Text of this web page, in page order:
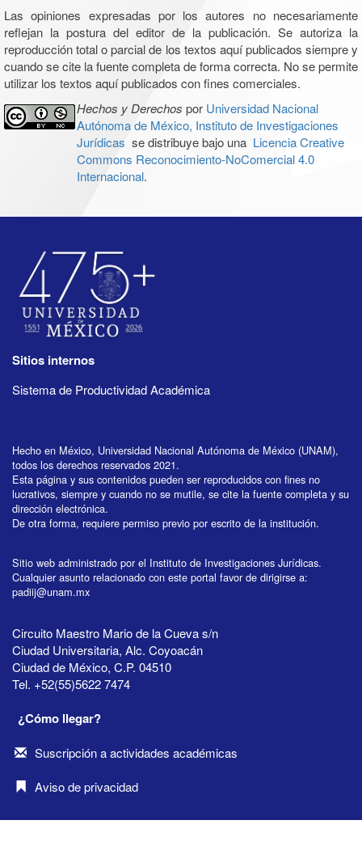
Las opiniones expresadas por los autores no necesariamente
reflejan la postura del editor de la publicación. Se autoriza la
reproducción total o parcial de los textos aquí publicados siempre y
cuando se cite la fuente completa de forma correcta. No se permite
utilizar los textos aquí publicados con fines comerciales.
Hechos y Derechos por Universidad Nacional
Autónoma de México, Instituto de Investigaciones
Jurídicas se distribuye bajo una Licencia Creative
Commons Reconocimiento-NoComercial 4.0
Internacional.
Sitios internos
Sistema de Productividad Académica
Hecho en México, Universidad Nacional Autónoma de México (UNAM),
todos los derechos reservados 2021.
Esta página y sus contenidos pueden ser reproducidos con fines no
lucrativos, siempre y cuando no se mutile, se cite la fuente completa y su
dirección electrónica.
De otra forma, requiere permiso previo por escrito de la institución.
Sitio web administrado por el Instituto de Investigaciones Jurídicas.
Cualquier asunto relacionado con este portal favor de dirigirse a:
padiij@unam.mx
Circuito Maestro Mario de la Cueva s/n
Ciudad Universitaria, Alc. Coyoacán
Ciudad de México, C.P. 04510
Tel. +52(55)5622 7474
¿Cómo llegar?
Suscripción a actividades académicas
Aviso de privacidad